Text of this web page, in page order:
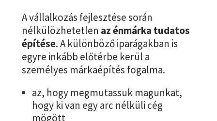
A vállalkozás fejlesztése során
nélkülözhetetlen az énmárka tudatos
építése. A különböző iparágakban is
egyre inkább előtérbe kerül a
személyes márkaépítés fogalma.
az, hogy megmutassuk magunkat,
hogy ki van egy arc nélküli cég
mögött